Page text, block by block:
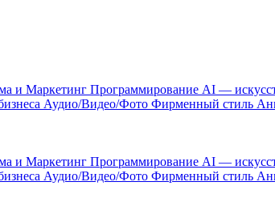
и Маркетинг Программирование AI —
Аудио/Видео/Фото Фирменный стиль
и Маркетинг Программирование AI —
Аудио/Видео/Фото Фирменный стиль